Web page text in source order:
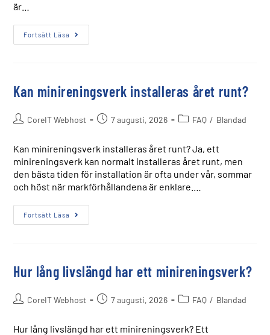
är…
Fortsätt Läsa
Kan minireningsverk installeras året runt?
CoreIT Webhost 7 augusti, 2026 FAQ / Blandad
Kan minireningsverk installeras året runt? Ja, ett
minireningsverk kan normalt installeras året runt, men
den bästa tiden för installation är ofta under vår, sommar
och höst när markförhållandena är enklare.…
Fortsätt Läsa
Hur lång livslängd har ett minireningsverk?
CoreIT Webhost 7 augusti, 2026 FAQ / Blandad
Hur lång livslängd har ett minireningsverk? Ett